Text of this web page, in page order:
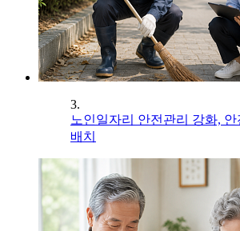
3.
노인일자리 안전관리 강화,
배치